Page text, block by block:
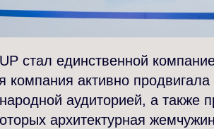
стал единственной
активно продвигала
аудиторией, а также
архитектурная